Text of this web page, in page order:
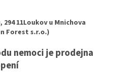
11Loukov u Mnichova
Forest s.r.o.)
nemoci je prodejna